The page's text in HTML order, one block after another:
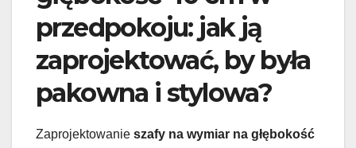
przedpokoju: jak ją
zaprojektować, by była
pakowna i stylowa?
Zaprojektowanie szafy na wymiar na głębokość